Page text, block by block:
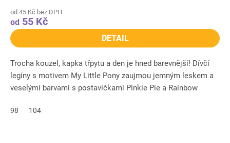
od 45 Kč bez DPH
od 55 Kč
DETAIL
Trocha kouzel, kapka třpytu a den je hned barevnější! Dívčí
legíny s motivem My Little Pony zaujmou jemným leskem a
veselými barvami s postavičkami Pinkie Pie a Rainbow
98 104